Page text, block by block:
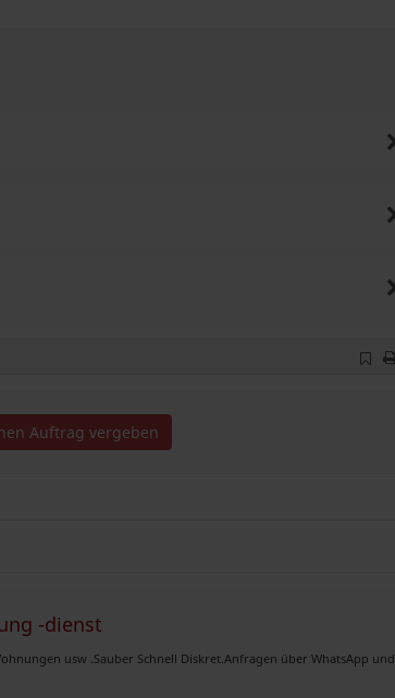
Auftrag vergeben
-dienst
usw .Sauber Schnell Diskret.Anfragen über WhatsApp und